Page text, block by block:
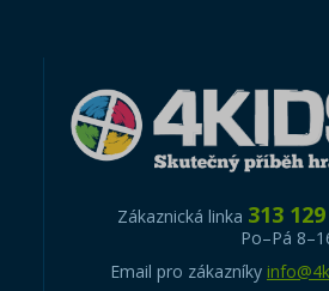
Zákaznická linka 313
Po–Pá
Email pro zákazníky